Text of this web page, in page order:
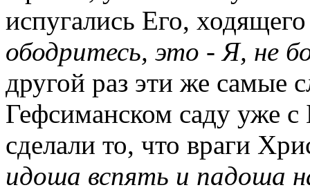
испугались Его,
ободритесь, это - Я, не
другой раз эти же самые
Гефсиманском саду уже
сделали то, что враги
идоша вспять и падоша